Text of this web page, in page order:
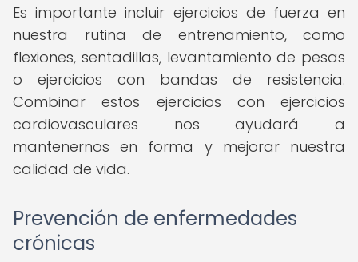
Es importante incluir ejercicios de fuerza en
nuestra rutina de entrenamiento, como
flexiones, sentadillas, levantamiento de pesas
o ejercicios con bandas de resistencia.
Combinar estos ejercicios con ejercicios
cardiovasculares nos ayudará a
mantenernos en forma y mejorar nuestra
calidad de vida.
Prevención de enfermedades
crónicas